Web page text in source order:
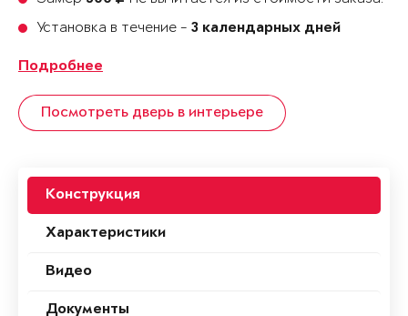
Установка в течение - 3 календарных дней
Подробнее
Посмотреть дверь в интерьере
Конструкция
Характеристики
Видео
Документы